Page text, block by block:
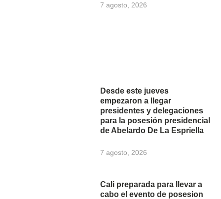
7 agosto, 2026
Desde este jueves
empezaron a llegar
presidentes y delegaciones
para la posesión presidencial
de Abelardo De La Espriella
7 agosto, 2026
Cali preparada para llevar a
cabo el evento de posesion